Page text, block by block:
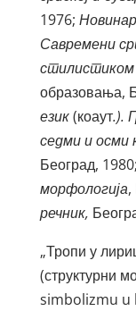
1976;
Савремени
стилистиком
образовања,
език(коаут.).
седми и осми
Београд, 1980;
морфологија,
речник,
„Тропи у
(структурни
simbolizmu u